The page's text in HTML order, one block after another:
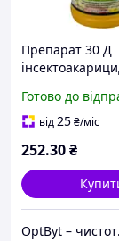
Препарат 30 Д
мл
Готово до
від25₴/міс
252.30₴
OptByt